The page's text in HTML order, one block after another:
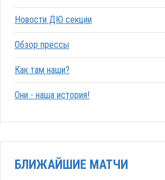
Новости ДЮ секции
Обзор прессы
Как там наши?
Они - наша история!
БЛИЖАЙШИЕ МАТЧИ